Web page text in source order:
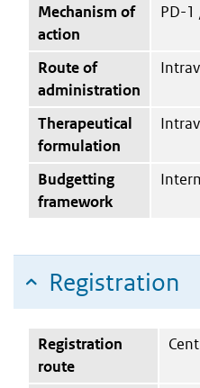
Mechanism of
action
PD-
Route of
administration
Therapeutical
formulation
Budgetting
framework
Registration
Registration
route